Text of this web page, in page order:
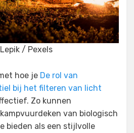
/ Pexels
hoe je De rol van
bij het filteren van licht
Zo kunnen
van biologisch
bieden als een stijlvolle